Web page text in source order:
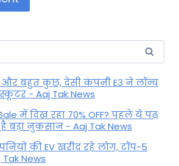
और बहुत कुछ, देसी कंपनी E3 ने लॉन्च
- Aaj Tak News
में दिख रहा 70% OFF? पहले ये पढ़
बड़ा नुकसान - Aaj Tak News
की EV खरीद रहे लोग, टॉप-5
Tak News